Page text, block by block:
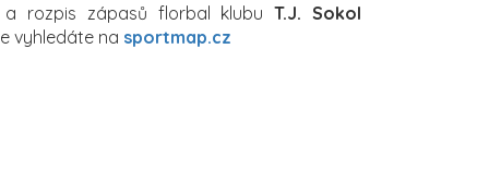
a rozpis zápasů florbal klubuT.J. Sokol
vyhledáte na sportmap.cz